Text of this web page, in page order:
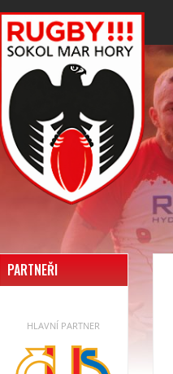
PARTNEŘI
HLAVNÍ PARTNER